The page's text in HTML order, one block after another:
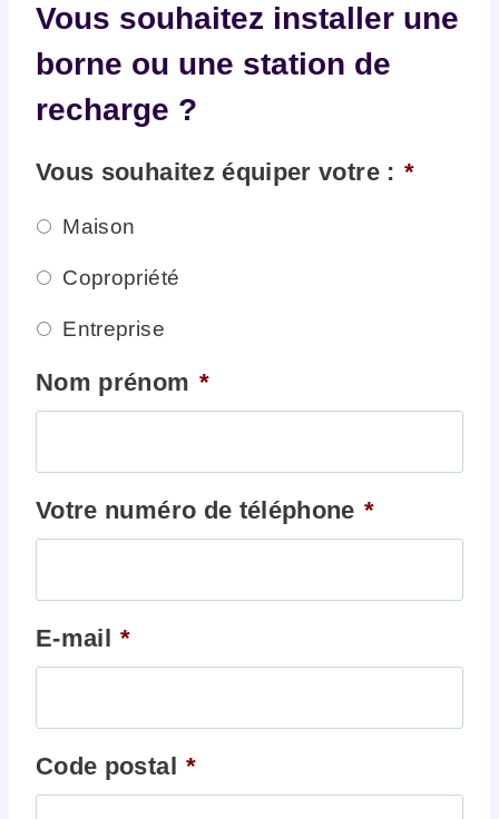
Vous souhaitez installer une
borne ou une station de
recharge ?
Vous souhaitez équiper votre : *
Maison
Copropriété
Entreprise
Nom prénom *
Votre numéro de téléphone *
E-mail *
Code postal *